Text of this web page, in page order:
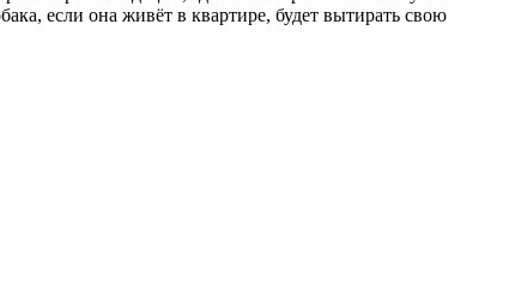
если она живёт в квартире, будет вытирать свою